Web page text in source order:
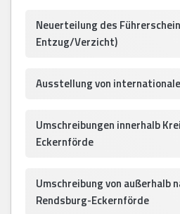
Neuerteilung des
Entzug/Verzicht)
Ausstellung von
Umschreibungen innerhalb
Eckernförde
Umschreibung von außerhalb
Rendsburg-Eckernförde